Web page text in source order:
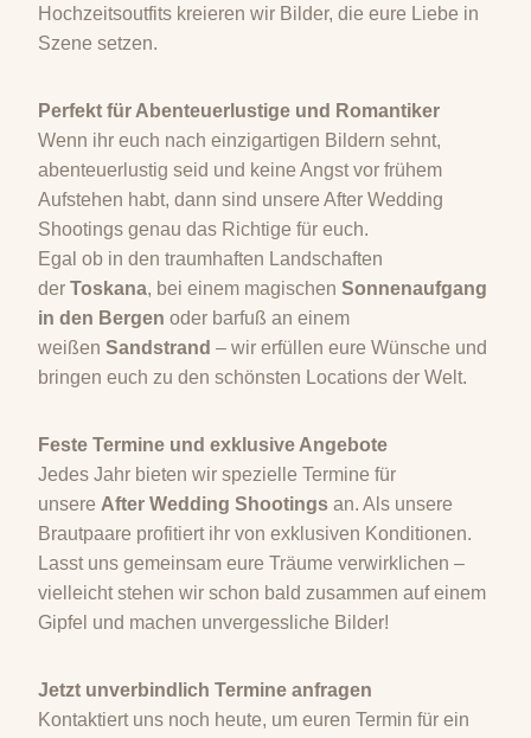
Hochzeitsoutfits kreieren wir Bilder, die eure Liebe in
Szene setzen.
Perfekt für Abenteuerlustige und Romantiker
Wenn ihr euch nach einzigartigen Bildern sehnt,
abenteuerlustig seid und keine Angst vor frühem
Aufstehen habt, dann sind unsere After Wedding
Shootings genau das Richtige für euch.
Egal ob in den traumhaften Landschaften
der Toskana, bei einem magischen Sonnenaufgang
in den Bergen oder barfuß an einem
weißen Sandstrand – wir erfüllen eure Wünsche und
bringen euch zu den schönsten Locations der Welt.
Feste Termine und exklusive Angebote
Jedes Jahr bieten wir spezielle Termine für
unsere After Wedding Shootings an. Als unsere
Brautpaare profitiert ihr von exklusiven Konditionen.
Lasst uns gemeinsam eure Träume verwirklichen –
vielleicht stehen wir schon bald zusammen auf einem
Gipfel und machen unvergessliche Bilder!
Jetzt unverbindlich Termine anfragen
Kontaktiert uns noch heute, um euren Termin für ein